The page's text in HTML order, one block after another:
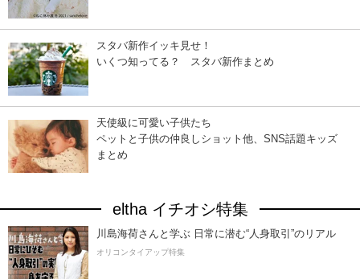
スタバ新作イッキ見せ！
いくつ知ってる？ スタバ新作まとめ
天使級に可愛い子供たち
ペットと子供の仲良しショット他、SNS話題キッズ
まとめ
eltha イチオシ特集
川島海荷さんと学ぶ 日常に潜む“人身取引”のリアル
オリコンタイアップ特集